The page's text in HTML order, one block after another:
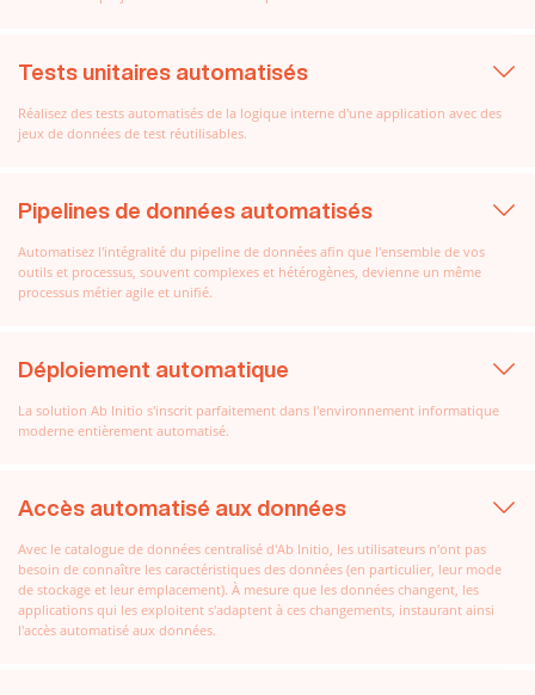
Tests unitaires automatisés
Réalisez des tests automatisés de la logique interne d'une application avec des
jeux de données de test réutilisables.
Pipelines de données automatisés
Automatisez l'intégralité du pipeline de données afin que l'ensemble de vos
outils et processus, souvent complexes et hétérogènes, devienne un même
processus métier agile et unifié.
Déploiement automatique
La solution Ab Initio s'inscrit parfaitement dans l'environnement informatique
moderne entièrement automatisé.
Accès automatisé aux données
Avec le catalogue de données centralisé d'Ab Initio, les utilisateurs n'ont pas
besoin de connaître les caractéristiques des données (en particulier, leur mode
de stockage et leur emplacement). À mesure que les données changent, les
applications qui les exploitent s'adaptent à ces changements, instaurant ainsi
l'accès automatisé aux données.